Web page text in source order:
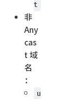
t
非
Any
cas
t 域
名
：
u